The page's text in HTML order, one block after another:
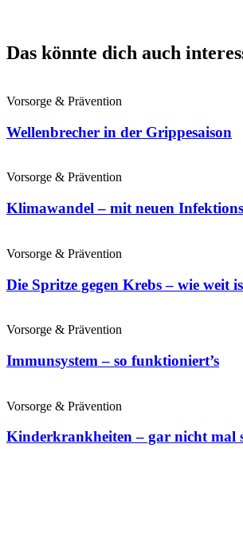
Das könnte dich auch
Vorsorge & Prävention
Wellenbrecher in der Grippesaison
Vorsorge & Prävention
Klimawandel – mit neuen
Vorsorge & Prävention
Die Spritze gegen Krebs – wie weit
Vorsorge & Prävention
Immunsystem – so funktioniert’s
Vorsorge & Prävention
Kinderkrankheiten – gar nicht mal